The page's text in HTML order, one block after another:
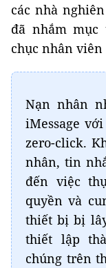
các nhà
đã nhắm mục
chục nhân viên
Nạn nhân
iMessage
zero-click.
nhân, tin
đến việc
quyền và
thiết bị bị
thiết lập
chúng trên